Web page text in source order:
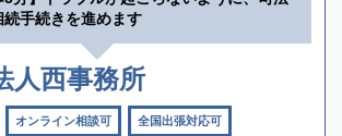
手続きを進めます
人西事務所
オンライン相談可 全国出張対応可